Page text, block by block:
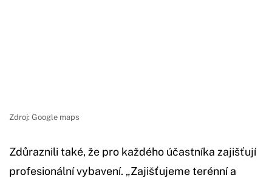
Zdroj: Google maps
Oblečení, vybavení a povyražení je na šéfa
Zdůraznili také, že pro každého účastníka zajišťují
profesionální vybavení. „Zajišťujeme terénní a